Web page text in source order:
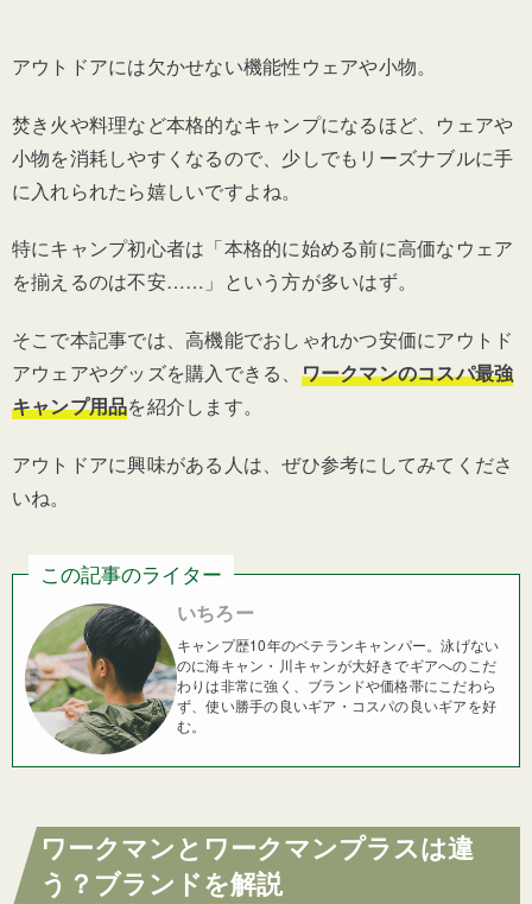
アウトドアには欠かせない機能性ウェアや小物。
焚き火や料理など本格的なキャンプになるほど 、ウェアや
小物を消耗しやすくなるので、少しでもリーズナブルに手
に入れられたら嬉しいですよね。
特にキャンプ初心者は「本格的に始める前に高価なウェア
を揃えるのは不安……」という方が多いはず。
そこで本記事では、高機能でおしゃれかつ安価にアウトド
アウェアやグッズを購入できる、 ワークマンのコスパ最強
キャンプ用品を紹介します。
アウトドアに興味がある人は、ぜひ参考にしてみてくださ
いね。
この記事のライター
いちろー
キャンプ歴10年のベテランキャンパー。泳げない
のに海キャン・川キャンが大好きでギアへのこだ
わりは非常に強く、ブランドや価格帯にこだわら
ず、使い勝手の良いギア・コスパの良いギアを好
む。
ワークマンとワークマンプラスは違
う？ブランドを解説